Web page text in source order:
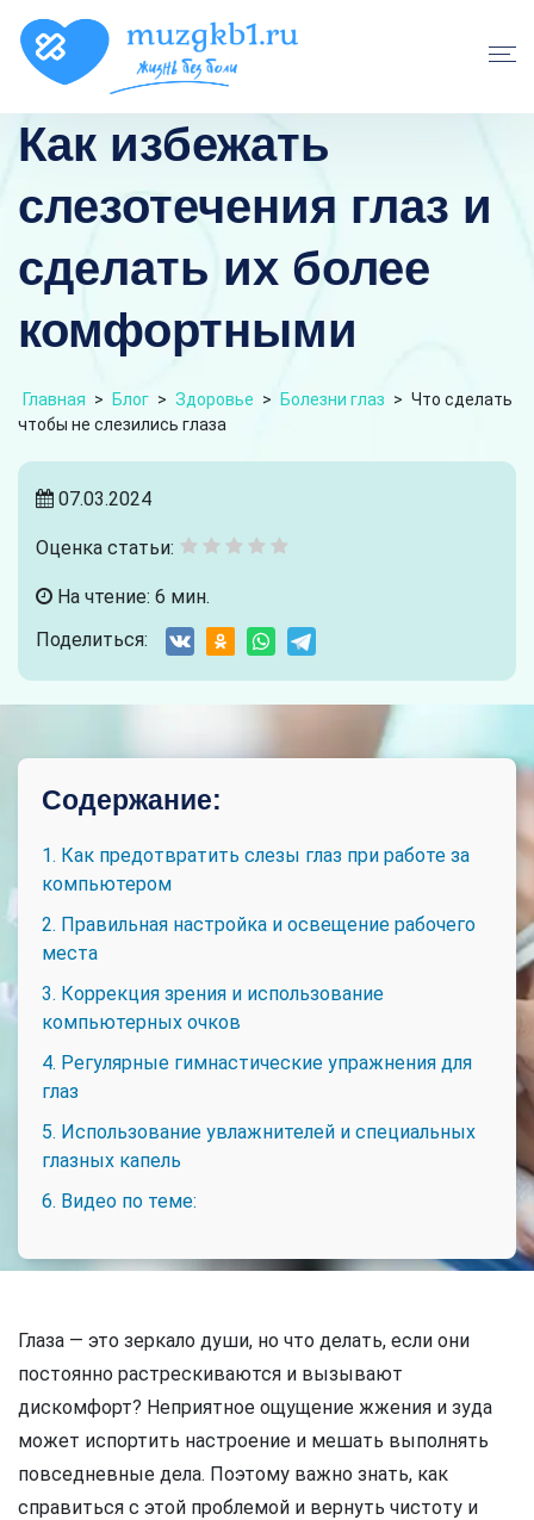
Как избежать
слезотечения глаз и
сделать их более
комфортными
Главная > Блог > Здоровье > Болезни глаз > Что сделать
чтобы не слезились глаза
07.03.2024
Оценка статьи:
На чтение: 6 мин.
Поделиться:
Содержание:
1. Как предотвратить слезы глаз при работе за
компьютером
2. Правильная настройка и освещение рабочего
места
3. Коррекция зрения и использование
компьютерных очков
4. Регулярные гимнастические упражнения для
глаз
5. Использование увлажнителей и специальных
глазных капель
6. Видео по теме:
Глаза — это зеркало души, но что делать, если они
постоянно растрескиваются и вызывают
дискомфорт? Неприятное ощущение жжения и зуда
может испортить настроение и мешать выполнять
повседневные дела. Поэтому важно знать, как
справиться с этой проблемой и вернуть чистоту и